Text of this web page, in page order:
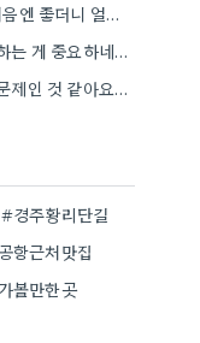
저도 비슷한 경험이 있는데, 처음엔 좋더니 얼마 안 되어서 맛이 변하거나 가격이 올 때가 많더라구요.
개별 룸이 충분히 있는지 확인하는 게 중요하네요. 회식 규모에 따라 적절히 선택해야 성공률이 높아질 것…
주차 공간이 생각보다 중요한 문제인 것 같아요. 특히 서울역은 교통이 복잡해서 회식 끝나고 모두들 퇴근해야…
#경주황리단길
항근처맛집
볼만한곳